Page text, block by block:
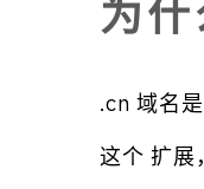
为
.cn 域名
这个 扩展